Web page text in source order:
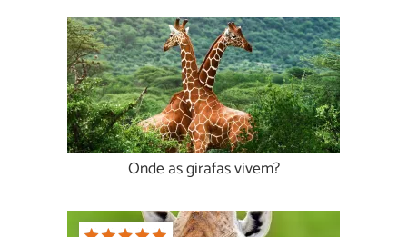
Onde as girafas vivem?